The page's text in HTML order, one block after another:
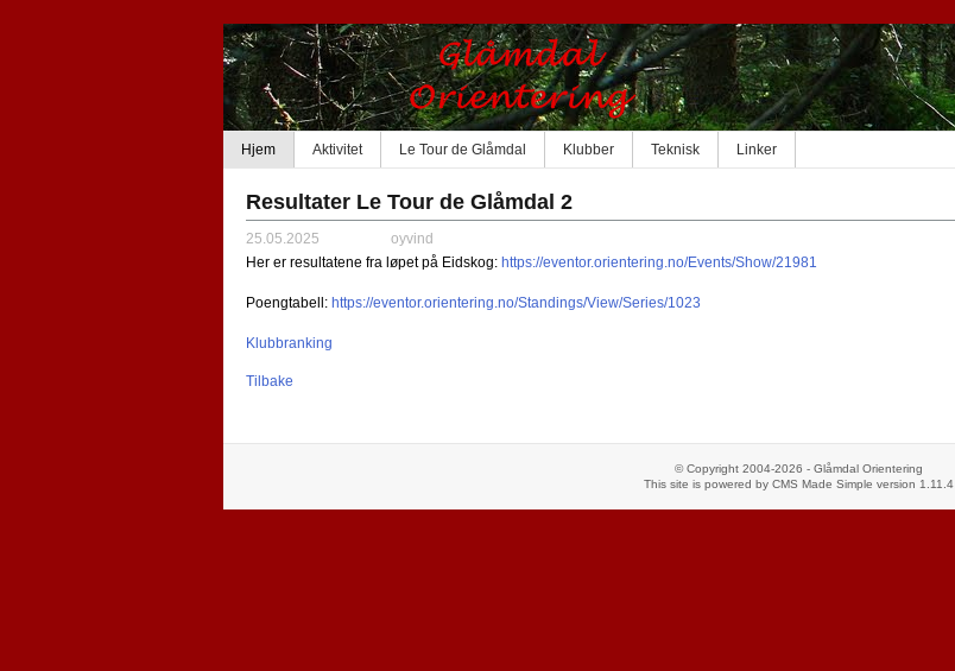
Hjem Aktivitet Le Tour de Glåmdal Klubber Teknisk Linker
Resultater Le Tour de Glåmdal 2
25.05.2025
oyvind
Her er resultatene fra løpet på Eidskog: https://eventor.orientering.no/Events/Show/21981
Poengtabell: https://eventor.orientering.no/Standings/View/Series/1023
Klubbranking
Tilbake
© Copyright 2004-2026 - Glåmdal Orientering
This site is powered by CMS Made Simple version 1.11.4